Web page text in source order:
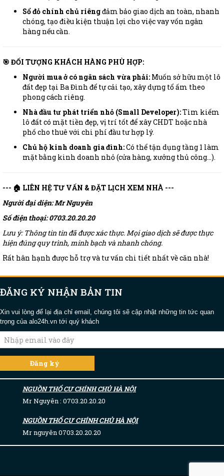
Sổ đỏ chính chủ riêngđảm bảo giao dịch an toàn, nhanh
chóng, tạo điều kiện thuận lợi cho việc vay vốn ngân
hàng nếu cần.
🎯 ĐỐI TƯỢNG KHÁCH HÀNG PHÙ HỢP:
Người mua ở có ngân sách vừa phải: Muốn sở hữu một lô
đất đẹp tại Ba Đình để tự cải tạo, xây dựng tổ ấm theo
phong cách riêng.
Nhà đầu tư phát triển nhỏ (Small Developer):Tìm kiếm
lô đất có mặt tiền đẹp, vị trí tốt để xây CHDT hoặc nhà
phố cho thuê với chi phí đầu tư hợp lý.
Chủ hộ kinh doanh gia đình:Có thể tận dụng tầng 1 làm
mặt bằng kinh doanh nhỏ (cửa hàng, xưởng thủ công...).
--- 🏠 LIÊN HỆ TƯ VẤN & ĐẶT LỊCH XEM NHÀ ---
Người đại diện: Mr Nguyên
Số điện thoại: 0703.20.20.20
Lưu ý: Thông tin tin đã được xác thực. Mọi giao dịch sẽ được thực
hiện đúng quy trình, minh bạch và nhanh chóng.
Rất hân hạnh được hỗ trợ và tư vấn chi tiết nhất về căn nhà!
ĐĂNG KÝ NHẬN BẢN TIN
Xin vui lòng để lại địa chỉ email, chúng tôi sẽ cập nhật những tin tức quan
trọng của alo24h.vn tới quý khách
NGUỒN THỔ CƯ CHÍNH CHỦ HÀ NỘI
Mr Nguyên : 0703.20.20.20
NGUỒN THỔ CƯ CHÍNH CHỦ HÀ NỘI
Mr nguyên 0703.20.20.20